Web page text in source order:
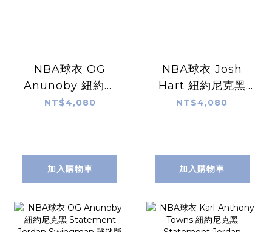
NBA球衣 OG
Anunoby 紐約尼
克白 Association
NT$4,080
加入購物車
NBA球衣 Josh
Hart 紐約尼克黑
Statement
NT$4,080
加入購物車